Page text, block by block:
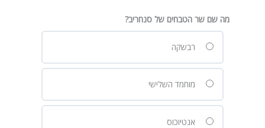
מה שם שר הטבחים של סנחריב?
רבשקה
מוחמד השלישי
אנטיוכוס